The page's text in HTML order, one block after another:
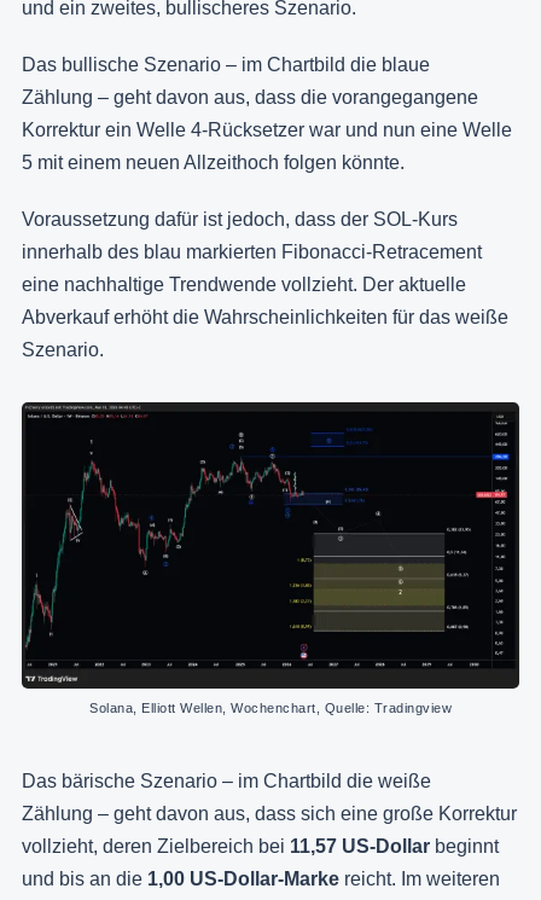
und ein zweites, bullischeres Szenario.
Das bullische Szenario – im Chartbild die blaue
Zählung – geht davon aus, dass die vorangegangene
Korrektur ein Welle 4-Rücksetzer war und nun eine Welle
5 mit einem neuen Allzeithoch folgen könnte.
Voraussetzung dafür ist jedoch, dass der SOL-Kurs
innerhalb des blau markierten Fibonacci-Retracement
eine nachhaltige Trendwende vollzieht. Der aktuelle
Abverkauf erhöht die Wahrscheinlichkeiten für das weiße
Szenario.
Solana, Elliott Wellen, Wochenchart, Quelle: Tradingview
Das bärische Szenario – im Chartbild die weiße
Zählung – geht davon aus, dass sich eine große Korrektur
vollzieht, deren Zielbereich bei 11,57 US-Dollar beginnt
und bis an die 1,00 US-Dollar-Marke reicht. Im weiteren